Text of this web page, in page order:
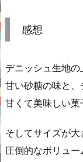
感想
デニッシュ生地の
甘い砂糖の味と、
甘くて美味しい菓
そしてサイズが大
圧倒的なボリュー